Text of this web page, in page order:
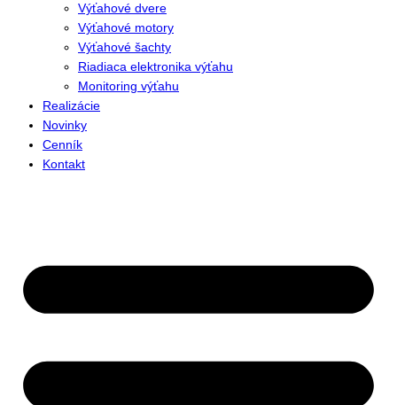
Výťahové dvere
Výťahové motory
Výťahové šachty
Riadiaca elektronika výťahu
Monitoring výťahu
Realizácie
Novinky
Cenník
Kontakt